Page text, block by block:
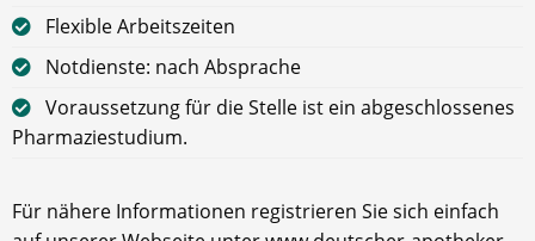
Flexible Arbeitszeiten
Notdienste: nach Absprache
Voraussetzung für die Stelle ist ein abgeschlossenes
Pharmaziestudium.
Für nähere Informationen registrieren Sie sich einfach